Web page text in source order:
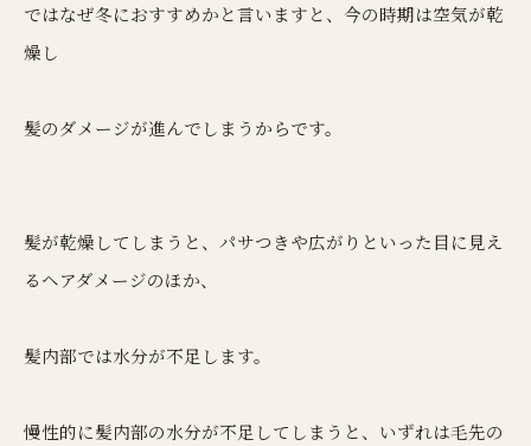
ではなぜ冬におすすめかと言いますと、今の時期は空気が乾
燥し
髪のダメージが進んでしまうからです。
髪が乾燥してしまうと、パサつきや広がりといった目に見え
るヘアダメージのほか、
髪内部では水分が不足します。
慢性的に髪内部の水分が不足してしまうと、いずれは毛先の